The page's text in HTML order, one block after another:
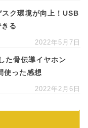
ク環境が向上！USB
る
2022年5月7日
た骨伝導イヤホン
った感想
2022年2月6日